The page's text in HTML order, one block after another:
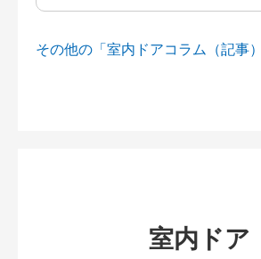
その他の「室内ドアコラム（記事
室内ドア